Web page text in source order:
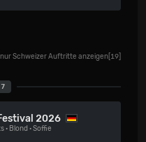
nur Schweizer Auftritte anzeigen [19]
7
2026
· Blond ·Soffie